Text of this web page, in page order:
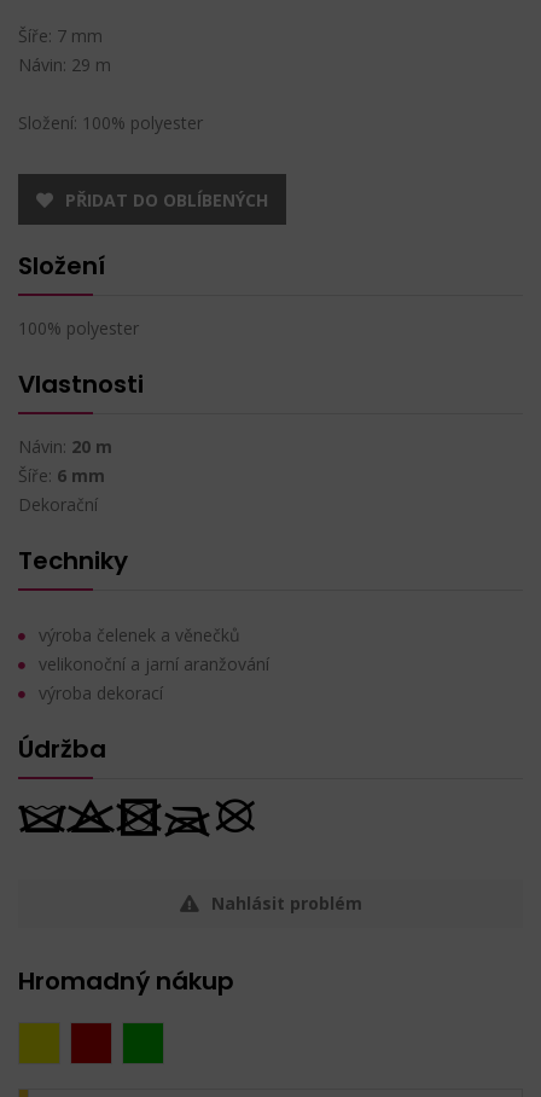
Šíře: 7 mm
Návin: 29 m
Složení: 100% polyester
PŘIDAT DO OBLÍBENÝCH
Složení
100% polyester
Vlastnosti
Návin: 20 m
Šíře: 6 mm
Dekorační
Techniky
výroba čelenek a věnečků
velikonoční a jarní aranžování
výroba dekorací
Údržba
Nahlásit problém
Hromadný nákup